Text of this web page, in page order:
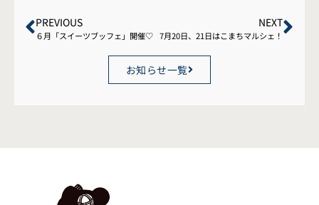
PREVIOUS
６月「スイーツブッフェ」開催♡
NEXT
7月20日、21日はこまちマルシェ！
お知らせ一覧